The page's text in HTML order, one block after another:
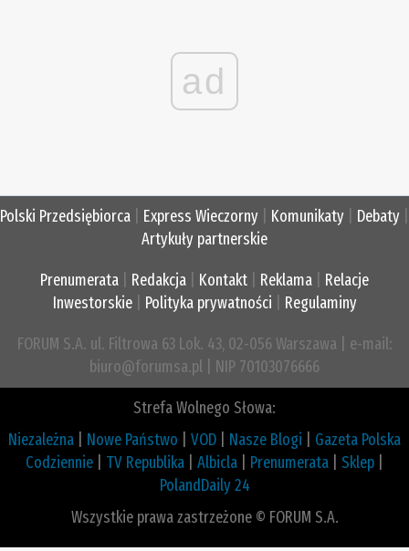
ad
Polski Przedsiębiorca Express Wieczorny Komunikaty Debaty
Artykuły partnerskie
Prenumerata Redakcja Kontakt Reklama
Relacje
Inwestorskie| Polityka prywatności Regulaminy
FORUM S.A. ul. Filtrowa 63 Lok. 43, 02-056 Warszawa | e-mail:
biuro@forumsa.pl | NIP 70103076666
Strefa Wolnego Słowa:
Niezależna
Nowe Państwo VOD Nasze Blogi
Gazeta Polska
Codziennie
TV Republika Albicla Prenumerata Sklep
PolandDaily 24
Wszystkie prawa zastrzeżone © FORUM S.A.